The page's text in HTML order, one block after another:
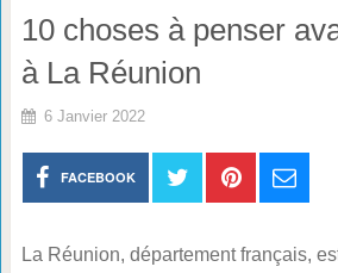
10 choses à penser
à La Réunion
6 Janvier 2022
FACEBOOK
La Réunion, département français,